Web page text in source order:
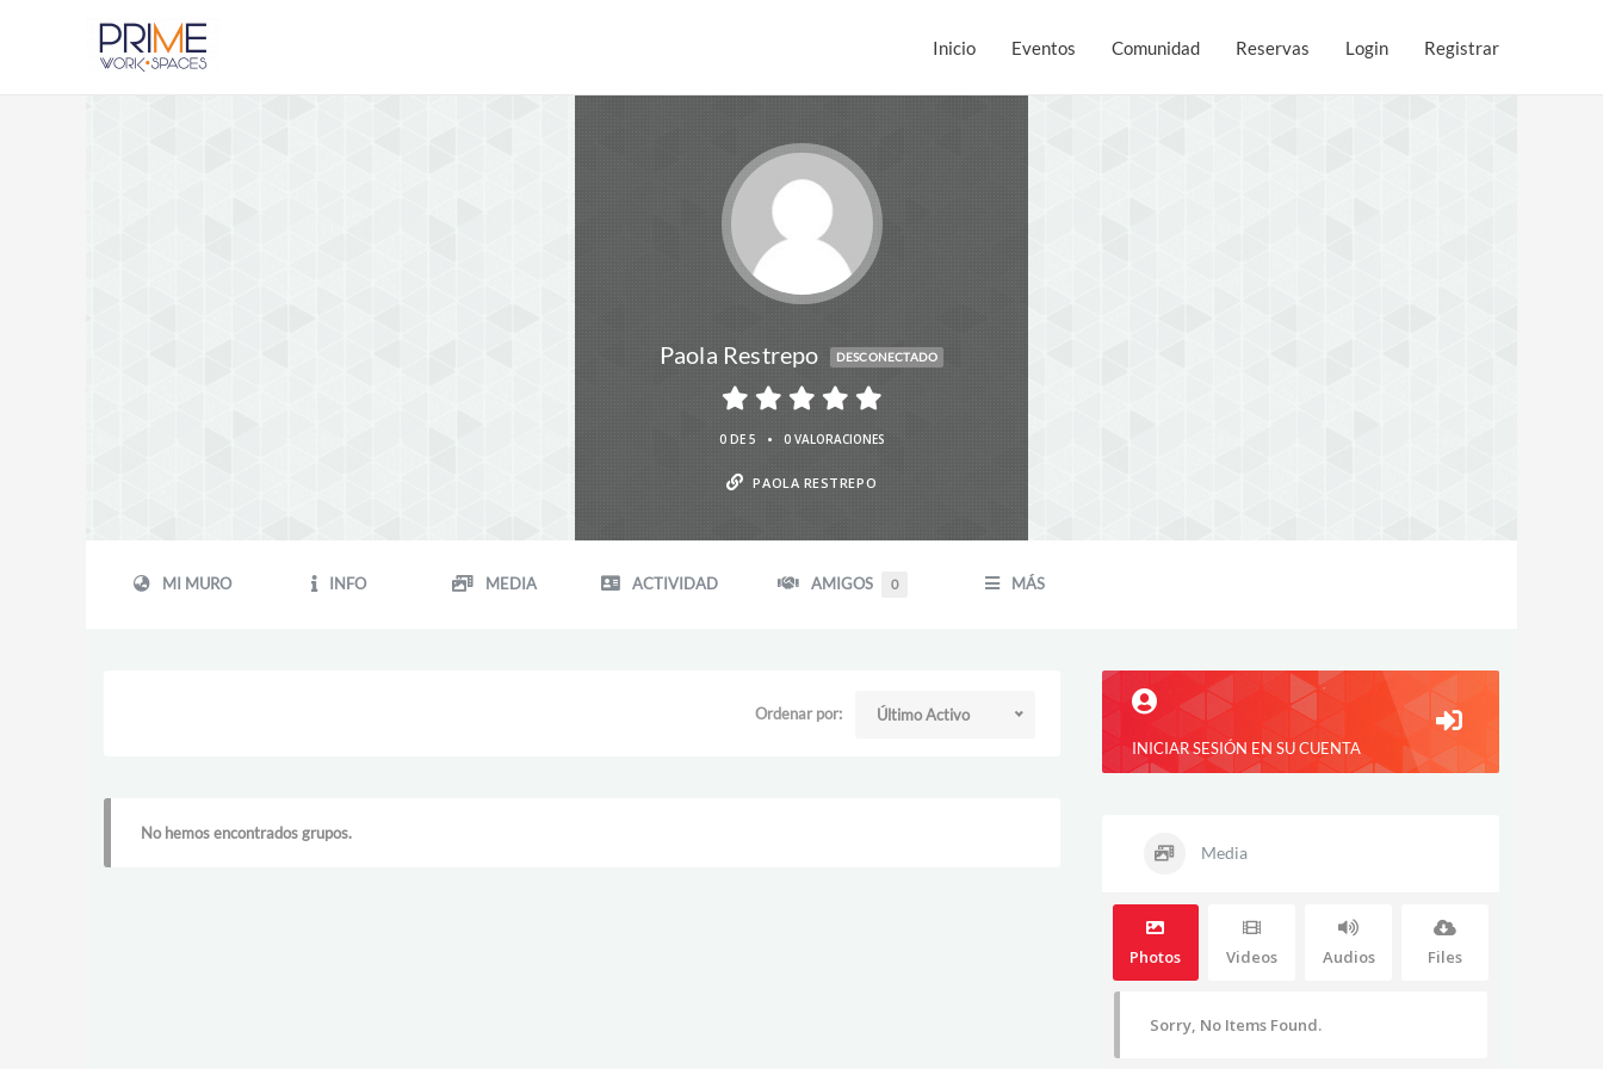
Inicio Eventos Comunidad Reservas Login Registrar
Paola Restrepo DESCONECTADO
0 DE 5 • 0 VALORACIONES
PAOLA RESTREPO
MI MURO INFO MEDIA ACTIVIDAD AMIGOS 0 MÁS
Ordenar por: Último Activo
No hemos encontrados grupos.
INICIAR SESIÓN EN SU CUENTA
Media
Photos Videos Audios Files
Sorry, No Items Found.